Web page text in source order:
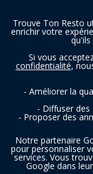
Trouve Ton Resto
enrichir votre
Si vous
confidentialité,
- Améliorer la
- Diffuser
- Proposer des
Notre partenaire
pour personnaliser
services. Vous
Google dans
SUIVEZ-NOUS
Copyright © 2016 -